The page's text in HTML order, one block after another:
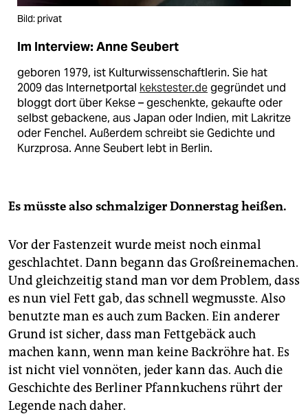
Bild: privat
Im Interview: Anne Seubert
geboren 1979, ist Kulturwissenschaftlerin. Sie hat
2009 das Internetportal kekstester.degegründet und
bloggt dort über Kekse – geschenkte, gekaufte oder
selbst gebackene, aus Japan oder Indien, mit Lakritze
oder Fenchel. Außerdem schreibt sie Gedichte und
Kurzprosa. Anne Seubert lebt in Berlin.
Es müsste also schmalziger Donnerstag heißen.
Vor der Fastenzeit wurde meist noch einmal
geschlachtet. Dann begann das Großreinemachen.
Und gleichzeitig stand man vor dem Problem, dass
es nun viel Fett gab, das schnell wegmusste. Also
benutzte man es auch zum Backen. Ein anderer
Grund ist sicher, dass man Fettgebäck auch
machen kann, wenn man keine Backröhre hat. Es
ist nicht viel vonnöten, jeder kann das. Auch die
Geschichte des Berliner Pfannkuchens rührt der
Legende nach daher.